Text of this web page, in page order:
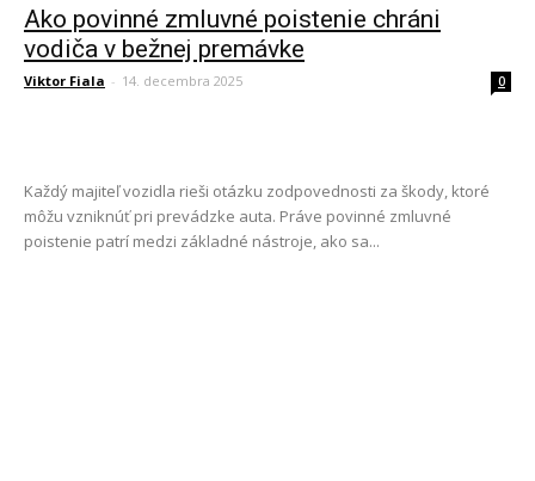
Ako povinné zmluvné poistenie chráni
vodiča v bežnej premávke
Viktor Fiala - 14. decembra 2025 0
Každý majiteľ vozidla rieši otázku zodpovednosti za škody, ktoré
môžu vzniknúť pri prevádzke auta. Práve povinné zmluvné
poistenie patrí medzi základné nástroje, ako sa...